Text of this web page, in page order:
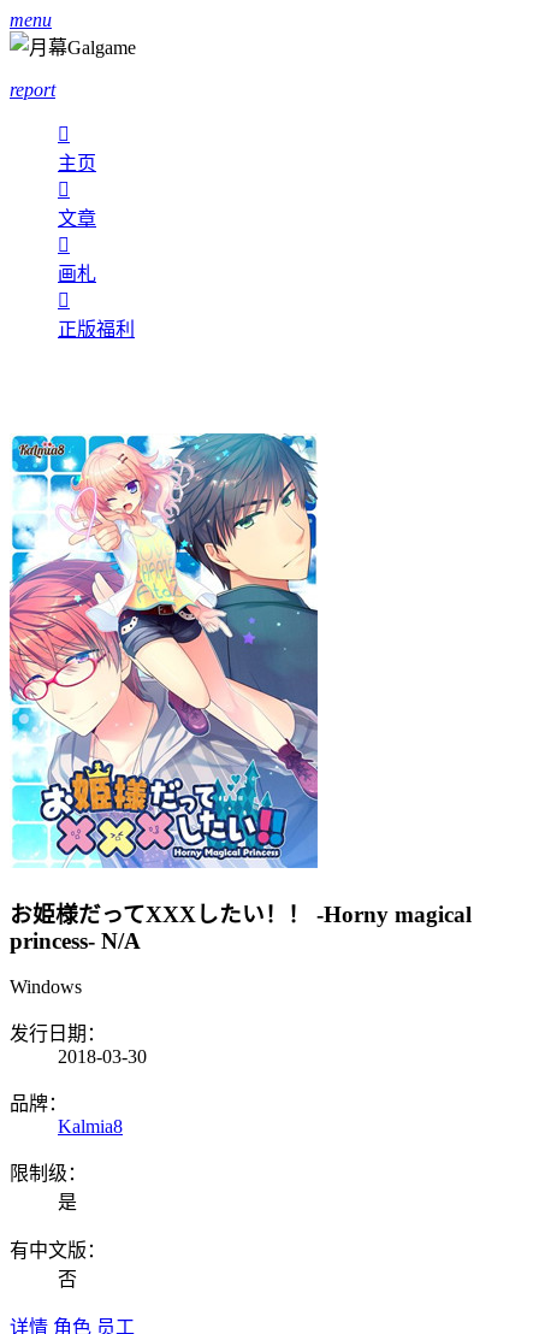
menu
report

主页

文章

画札

正版福利
お姫様だってXXXしたい！！ -Horny magical
princess- N/A
Windows
发行日期：
2018-03-30
品牌：
Kalmia8
限制级：
是
有中文版：
否
详情 角色 员工